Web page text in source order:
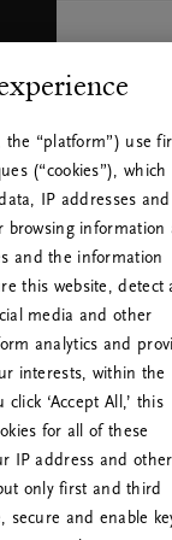
Je
WAAR
House of
Body Spa
Mind Oasis
Hotels
Vliegvelden
the “platform”) use
(“cookies”), which
IP addresses and
browsing information
and the information
this website, detect
media and other
analytics and
interests, within the
‘Accept All,’ this
for all of these
IP address and other
only first and third
secure and enable